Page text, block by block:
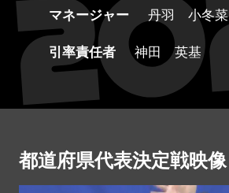
マネージャー
丹羽 小冬菜
引率責任者
神田 英基
都道府県代表決定戦映像